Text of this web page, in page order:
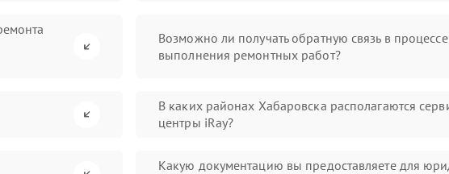
Возможно ли получать обратную связь в процессе
выполнения ремонтных работ?
В каких районах Хабаровска располагаются
центры iRay?
Какую документацию вы предоставляете для